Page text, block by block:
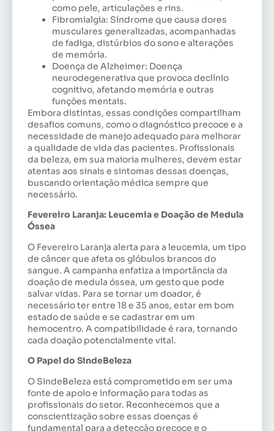
como pele, articulações e rins.
Fibromialgia: Síndrome que causa dores
musculares generalizadas, acompanhadas
de fadiga, distúrbios do sono e alterações
de memória.
Doença de Alzheimer: Doença
neurodegenerativa que provoca declínio
cognitivo, afetando memória e outras
funções mentais.
Embora distintas, essas condições compartilham
desafios comuns, como o diagnóstico precoce e a
necessidade de manejo adequado para melhorar
a qualidade de vida das pacientes. Profissionais
da beleza, em sua maioria mulheres, devem estar
atentas aos sinais e sintomas dessas doenças,
buscando orientação médica sempre que
necessário.
Fevereiro Laranja: Leucemia e Doação de Medula
Óssea
O Fevereiro Laranja alerta para a leucemia, um tipo
de câncer que afeta os glóbulos brancos do
sangue. A campanha enfatiza a importância da
doação de medula óssea, um gesto que pode
salvar vidas. Para se tornar um doador, é
necessário ter entre 18 e 35 anos, estar em bom
estado de saúde e se cadastrar em um
hemocentro. A compatibilidade é rara, tornando
cada doação potencialmente vital.
O Papel do SindeBeleza
O SindeBeleza está comprometido em ser uma
fonte de apoio e informação para todas as
profissionais do setor. Reconhecemos que a
conscientização sobre essas doenças é
fundamental para a detecção precoce e o